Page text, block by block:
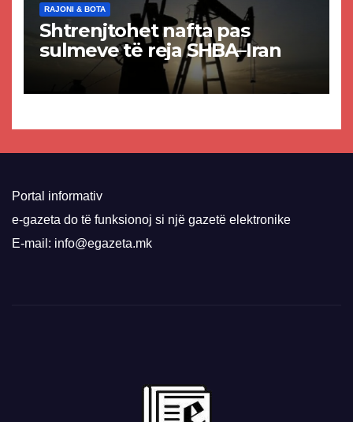
RAJONI & BOTA
Shtrenjtohet nafta pas
sulmeve të reja SHBA–Iran
Portal informativ
e-gazeta do të funksionoj si një gazetë elektronike
E-mail: info@egazeta.mk